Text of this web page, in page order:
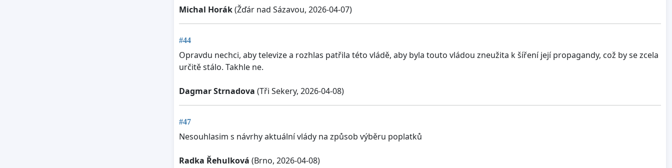
Michal Horák(Žďár nad Sázavou, 2026-04-07)
#44
Opravdu nechci, aby televize a rozhlas patřila této vládě, aby byla touto vládou zneužita k šíření její propagandy, což by se zcela
určitě stálo. Takhle ne.
Dagmar Strnadova (Tři Sekery, 2026-04-08)
#47
Nesouhlasim s návrhy aktuální vlády na způsob výběru poplatků
Radka Řehulková (Brno, 2026-04-08)